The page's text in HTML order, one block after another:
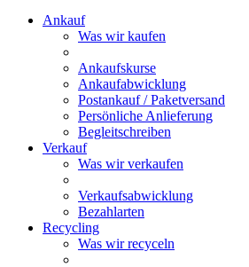
Ankauf
Was wir kaufen
Ankaufskurse
Ankaufabwicklung
Postankauf / Paketversand
Persönliche Anlieferung
Begleitschreiben
Verkauf
Was wir verkaufen
Verkaufsabwicklung
Bezahlarten
Recycling
Was wir recyceln